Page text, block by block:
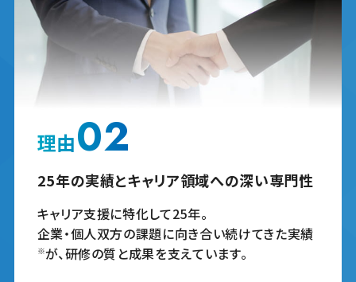
理由02
25年の実績とキャリア領域への深い専門性
キャリア支援に特化して25年。
企業・個人双方の課題に向き合い続けてきた実績
※が、研修の質と成果を支えています。